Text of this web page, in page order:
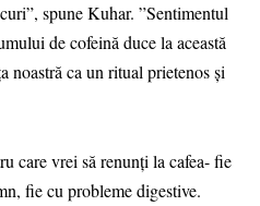
spune Kuhar. ”Sentimentul
de cofeină duce la această
noastră ca un ritual prietenos şi
care vrei să renunţi la cafea- fie
fie cu probleme digestive.